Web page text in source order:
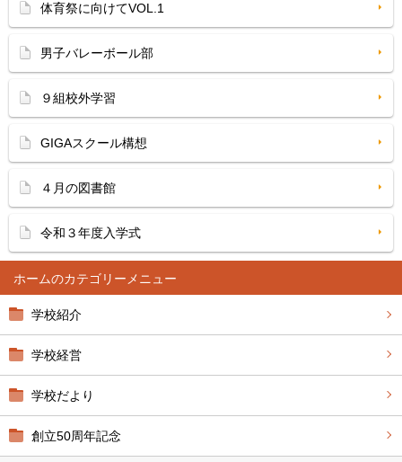
ホーム
学校紹介
学校経営
学校だより
創立50周年記念
体育祭に向けてVOL.1
男子バレーボール部
９組校外学習
GIGAスクール構想
４月の図書館
令和３年度入学式